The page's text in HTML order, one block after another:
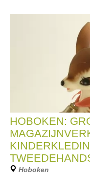
HOBOKEN:
Hoboken